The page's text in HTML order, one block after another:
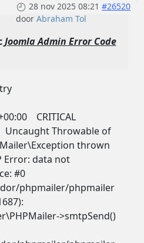
28 nov 2025 08:21 #26520
doorAbraham Tol
Joomla Admin Error Code
CRITICAL
Throwable of
thrown
Error: data not
#0
phpmailer/phpmailer
>smtpSend()